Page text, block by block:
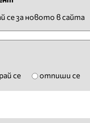
се за новото в сайта
се отпиши се